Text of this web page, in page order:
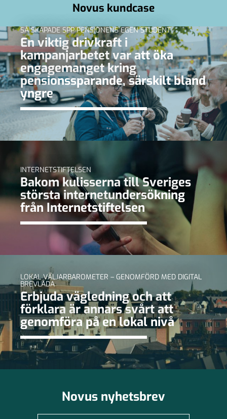
Novus kundcase
SÅ SKAPADE SPP PENSIONENS EGEN STUDENT
En viktig drivkraft i
kampanjarbetet var att öka
engagemanget kring
pensionssparande, särskilt bland
yngre
INTERNETSTIFTELSEN
Bakom kulisserna till Sveriges
största internetundersökning
från Internetstiftelsen
LOKAL VÄLJARBAROMETER – GENOMFÖRD MED DIGITAL
BREVLÅDA
Erbjuda vägledning och att
förklara är annars svårt att
genomföra på en lokal nivå
Novus nyhetsbrev